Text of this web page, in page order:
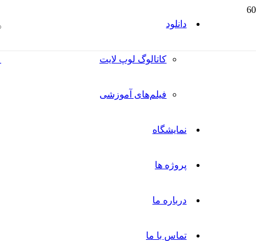
دانلود
کاتالوگ‌ لوپ لایت
فیلم‌های آموزشی
نمایشگاه
پروژه ها
درباره ما
تماس با ما